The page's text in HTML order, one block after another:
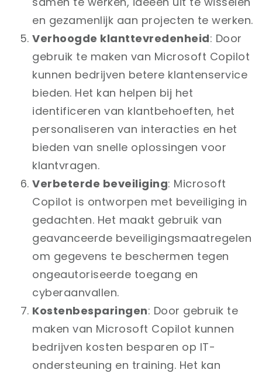
en gezamenlijk aan projecten te werken.
Verhoogde klanttevredenheid: Door
gebruik te maken van Microsoft Copilot
kunnen bedrijven betere klantenservice
bieden. Het kan helpen bij het
identificeren van klantbehoeften, het
personaliseren van interacties en het
bieden van snelle oplossingen voor
klantvragen.
Verbeterde beveiliging: Microsoft
Copilot is ontworpen met beveiliging in
gedachten. Het maakt gebruik van
geavanceerde beveiligingsmaatregelen
om gegevens te beschermen tegen
ongeautoriseerde toegang en
cyberaanvallen.
Kostenbesparingen: Door gebruik te
maken van Microsoft Copilot kunnen
bedrijven kosten besparen op IT-
ondersteuning en training. Het kan